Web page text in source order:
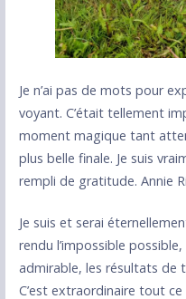
Je n’ai pas de mots pour
voyant. C’était tellement
moment magique tant
plus belle finale. Je suis
rempli de gratitude. Annie
Je suis et serai
rendu l’impossible
admirable, les résultats
C’est extraordinaire tout